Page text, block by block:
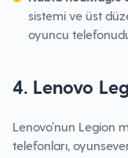
sistemi ve üst
oyuncu
4. Lenovo
Lenovo’nun Legion
telefonları,